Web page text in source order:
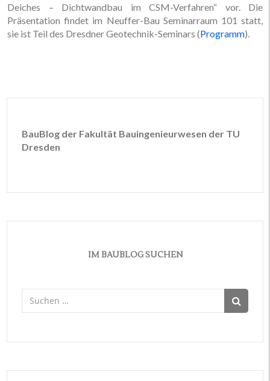
Deiches – Dichtwandbau im CSM-Verfahren“ vor. Die
Präsentation findet im Neuffer-Bau Seminarraum 101 statt,
sie ist Teil des Dresdner Geotechnik-Seminars (Programm).
BauBlog der Fakultät Bauingenieurwesen der TU
Dresden
IM BAUBLOG SUCHEN
Suchen
nach: